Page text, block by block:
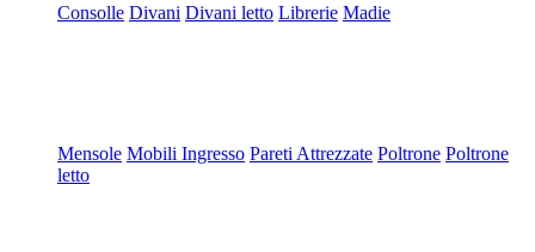
Consolle Divani Divani letto Librerie Madie
Mensole Mobili Ingresso Pareti Attrezzate Poltrone Poltrone
letto